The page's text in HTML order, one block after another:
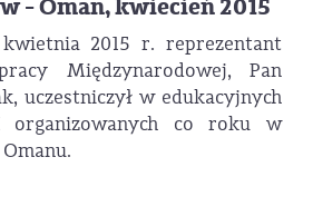
- Oman, kwiecień 2015
2015 r. reprezentant
Międzynarodowej, Pan
uczestniczył w edukacyjnych
organizowanych co roku w